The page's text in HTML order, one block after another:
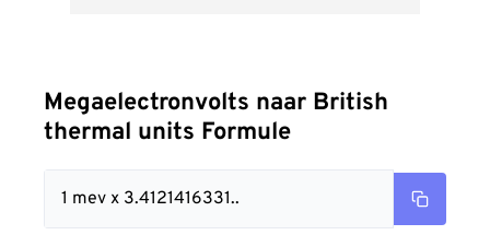
Megaelectronvolts naar British
thermal units Formule
1 mev x 3.4121416331..